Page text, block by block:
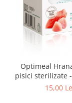
Optimeal
pisici sterilizate - curcan si
pui in sos,
15,00